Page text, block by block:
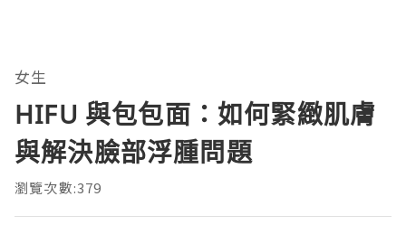
女生
HIFU 與包包面：如何緊緻肌膚
與解決臉部浮腫問題
瀏覽次數:379